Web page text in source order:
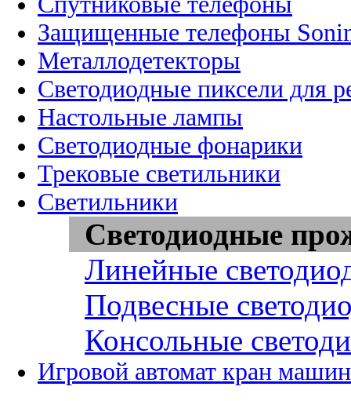
Защищенные телефоны
Металлодетекторы
Светодиодные пиксели для
Настольные лампы
Светодиодные фонарики
Трековые светильники
Светильники
Светодиодные
Линейные
Подвесные
Консольные
Игровой автомат кран